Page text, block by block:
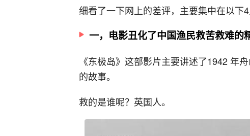
细看了一下网上的差评，主要集中在以下4
一，电影丑化了中国渔民救苦救难的
《东极岛》这部影片主要讲述了1942 年
的故事。
救的是谁呢？英国人。